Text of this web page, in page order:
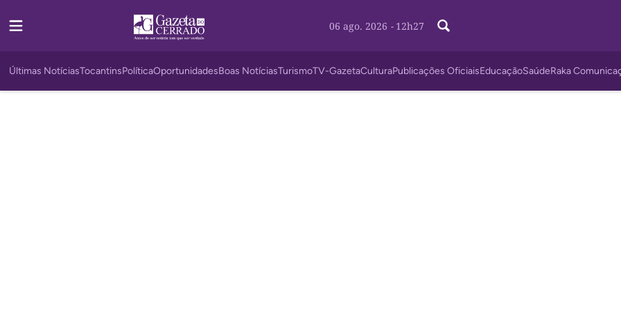
06 ago. 2026 - 12h27
Últimas NotíciasTocantinsPolíticaOportunidadesBoas NotíciasTurismoTV-GazetaCulturaPublicações OficiaisEducaçãoSaúdeRaka